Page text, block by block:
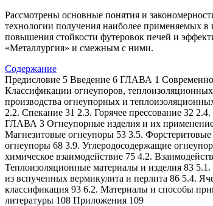
Рассмотрены основные понятия и
технологии получения наиболее применяемых
повышения стойкости футеровок печей и
«Металлургия» и смежным с ними.
Содержание
Предисловие 5 Введение 6 ГЛАВА 1
Классификации огнеупоров,
производства огнеупорных и
2.2. Спекание 31 2.3. Горячее прессование 32
ГЛАВА 3 Огнеупорные изделия и их
Магнезитовые огнеупоры 53 3.5.
огнеупоры 68 3.9. Углеродосодержащие
химическое взаимодействие 75 4.2.
Теплоизоляционные материалы и изделия 83
из вспученных вермикулита и перлита 86 5.4.
классификация 93 6.2. Материалы и способы
литературы 108 Приложения 109